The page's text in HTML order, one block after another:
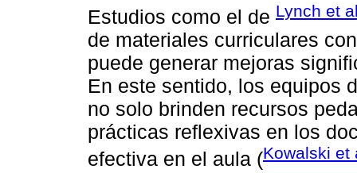
Estudios como el de Lynch et
de materiales curriculares
puede generar mejoras
En este sentido, los equipos
no solo brinden recursos
prácticas reflexivas en los
efectiva en el aula (Kowalski et